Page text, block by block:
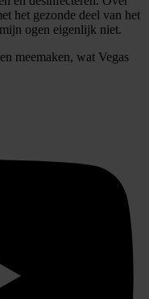
met andere
of die ze hebben
het gezonde deel van het
ogen eigenlijk niet.
meemaken, wat Vegas